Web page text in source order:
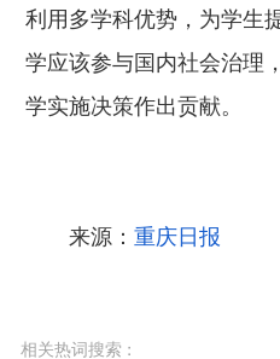
利用多学科优势，为学生
学应该参与国内社会治理
学实施决策作出贡献。
来源：重庆日报
相关热词搜索 :